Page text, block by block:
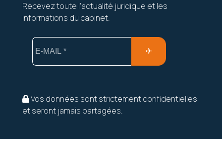
Recevez toute l’actualité juridique et les
informations du cabinet.
Vos données sont strictement confidentielles
et seront jamais partagées.